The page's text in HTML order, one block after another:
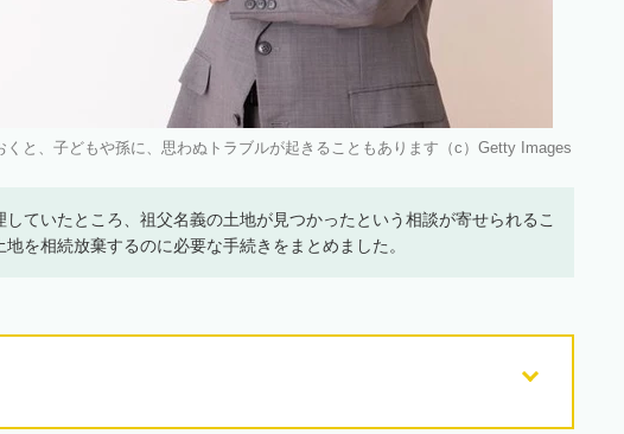
と、子どもや孫に、思わぬトラブルが起きることもあります（c）Getty Images
ていたところ、祖父名義の土地が見つかったという相談が寄せられるこ
を相続放棄するのに必要な手続きをまとめました。